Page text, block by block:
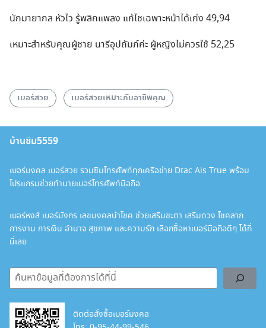
นักมายากล หัวไว รู้พลิกแพลง แก้ไชเฉพาะหน้าได้เก่ง 49,94
เหมาะสำหรับคุณผู้ชาย นารีอุปถัมภ์ค่ะ ผู้หญิงไม่ควรใช้ 52,25
เบอร์สวย เบอร์สวยเหมาะกับอาชีพคุณ
บ้านซิม5559
เบอร์มงคล เบอร์สวย รวมซิมโทรศัพท์ทุกเครือข่าย Dtac Ais True พร้อม
โปรแกรมช่วยทำนายเบอร์โทรศัพท์มือถือ
เบอร์หงส์ เบอร์มังกร เลขมงคลนำโชค ช่วยเสริมชะตา เสริมดวง โชคลาภ
การงาน การเงิน อำนาจ สุขภาพ และความรัก เลือกซื้อหาเบอร์มือถือดีๆ ได้ที่
นี่เลย
ค้นหา
ติดต่อสั่งซื้อเบอร์มงคล